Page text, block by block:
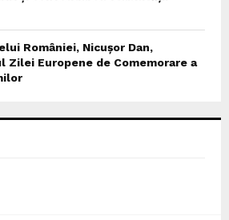
României, Nicușor Dan,
Zilei Europene de Comemorare a